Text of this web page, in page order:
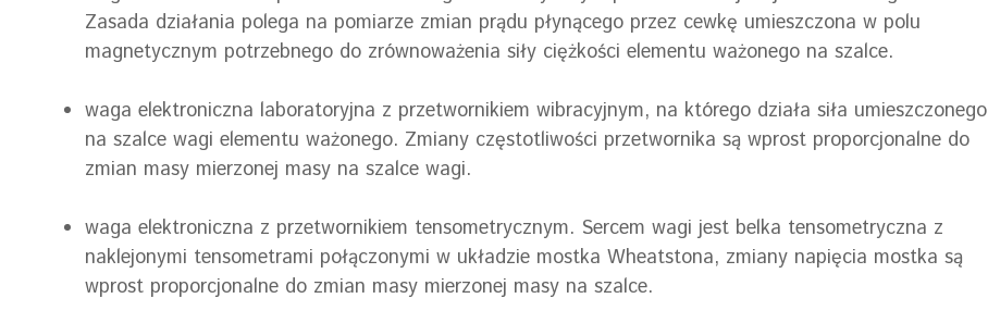
Zasada działania polega na pomiarze zmian prądu płynącego przez cewkę umieszczona w polu
magnetycznym potrzebnego do zrównoważenia siły ciężkości elementu ważonego na szalce.
waga elektroniczna laboratoryjna z przetwornikiem wibracyjnym, na którego działa siła umieszczonego
na szalce wagi elementu ważonego. Zmiany częstotliwości przetwornika są wprost proporcjonalne do
zmian masy mierzonej masy na szalce wagi.
waga elektroniczna z przetwornikiem tensometrycznym. Sercem wagi jest belka tensometryczna z
naklejonymi tensometrami połączonymi w układzie mostka Wheatstona, zmiany napięcia mostka są
wprost proporcjonalne do zmian masy mierzonej masy na szalce.